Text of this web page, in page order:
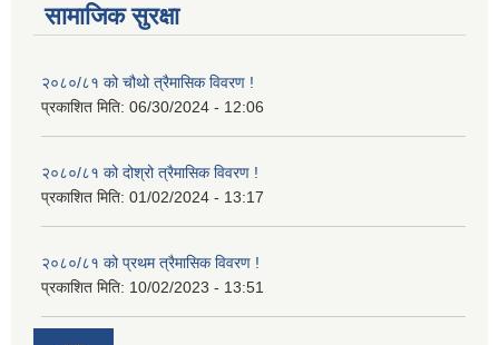
सामाजिक सुरक्षा
२०८०/८१ को चौथो त्रैमासिक विवरण !
प्रकाशित मिति: 06/30/2024 - 12:06
२०८०/८१ को दोश्रो त्रैमासिक विवरण !
प्रकाशित मिति: 01/02/2024 - 13:17
२०८०/८१ को प्रथम त्रैमासिक विवरण !
प्रकाशित मिति: 10/02/2023 - 13:51